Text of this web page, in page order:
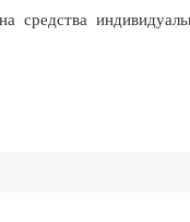
средства